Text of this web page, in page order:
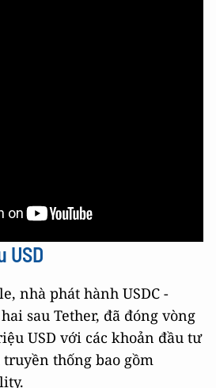
nhà phát hành USDC -
sau Tether, đã đóng vòng
USD với các khoản đầu tư
thống bao gồm